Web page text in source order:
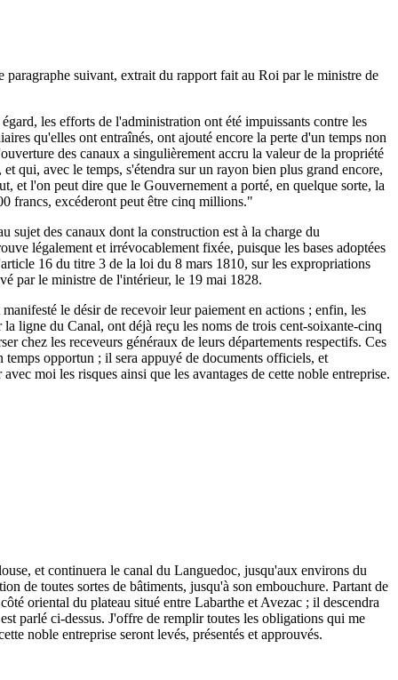
suivant, extrait du rapport fait au Roi par le ministre de
les efforts de l'administration ont été impuissants contre les
qu'elles ont entraînés, ont ajouté encore la perte d'un temps non
des canaux a singulièrement accru la valeur de la propriété
qui, avec le temps, s'étendra sur un rayon bien plus grand encore,
et l'on peut dire que le Gouvernement a porté, en quelque sorte, la
francs, excéderont peut être cinq millions."
sujet des canaux dont la construction est à la charge du
légalement et irrévocablement fixée, puisque les bases adoptées
16 du titre 3 de la loi du 8 mars 1810, sur les expropriations
par le ministre de l'intérieur, le 19 mai 1828.
le désir de recevoir leur paiement en actions ; enfin, les
ligne du Canal, ont déjà reçu les noms de trois cent-soixante-cinq
chez les receveurs généraux de leurs départements respectifs. Ces
temps opportun ; il sera appuyé de documents officiels, et
moi les risques ainsi que les avantages de cette noble entreprise.
et continuera le canal du Languedoc, jusqu'aux environs du
de toutes sortes de bâtiments, jusqu'à son embouchure. Partant de
oriental du plateau situé entre Labarthe et Avezac ; il descendra
parlé ci-dessus. J'offre de remplir toutes les obligations qui me
noble entreprise seront levés, présentés et approuvés.